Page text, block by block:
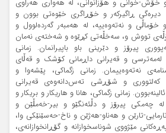
خوانی و هۆزانوانی‌، لە هەواری هەراوی
ڕاگیرکەر و خۆڕاگری خێوەتی بوون و
و نەتەوەییە، لە هەمبەر گەردەلوول و
تووش و، سەخڵەتی کڕێوە و شەختەی نەمان
پیرۆز و دێرینی باو باپیرانمان. زمانی
لەمەترسی و قەیرانی داڕمانی کۆشک و قەڵای
نەتەوەییمان. زمانی زگماکی، پێشەوا و
کەلتووری و شۆڕشی تەس‌دانەوەی قەیرانی
زمانی زگماکی، هانا و هاریکار و بریکار و
لە چەمکی پیرۆز و دڵئەنگێو و بیر-خەمڵێن و
تارێن و هەناو-هەژێن و ناخ-حەسێنێکی وا،
مێژووی شوناسخوازانە و گۆڕانخوازانەی،